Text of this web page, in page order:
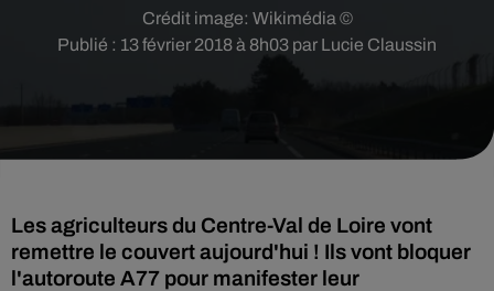
Publié : 13 février 2018 à 8h03 par Lucie Claussin
Crédit image: Wikimédia ©
Les agriculteurs du Centre-Val de Loire vont
remettre le couvert aujourd'hui ! Ils vont bloquer
l'autoroute A77 pour manifester leur